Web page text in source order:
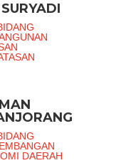
DAERAH